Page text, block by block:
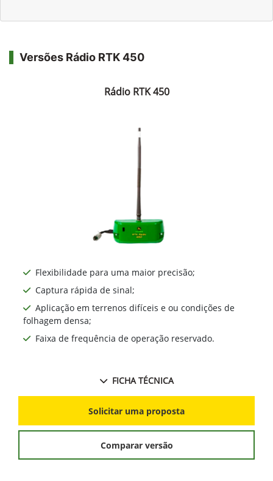
Versões Rádio RTK 450
Rádio RTK 450
Flexibilidade para uma maior precisão;
Captura rápida de sinal;
Aplicação em terrenos difíceis e ou condições de
folhagem densa;
Faixa de frequência de operação reservado.
FICHA TÉCNICA
Solicitar uma proposta
Comparar versão